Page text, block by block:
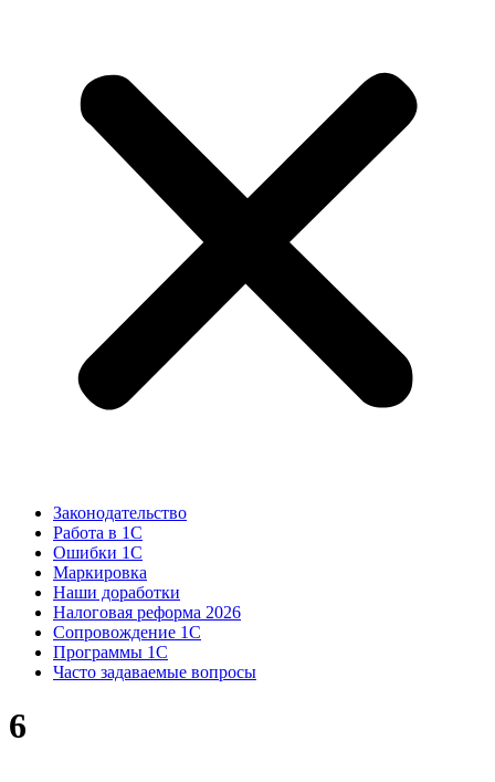
Законодательство
Работа в 1С
Ошибки 1С
Маркировка
Наши доработки
Налоговая реформа 2026
Сопровождение 1С
Программы 1С
Часто задаваемые вопросы
6